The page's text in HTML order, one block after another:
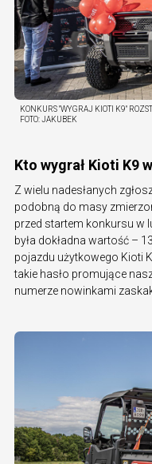
KONKURS "WYGRAJ KIOTI K9"
FOTO:JAKUBEK
Kto wygrał Kioti K9
Z wielu nadesłanych
podobną do masy
przed startem konkursu w
była dokładna wartość –
pojazdu użytkowego Kioti
takie hasło promujące
numerze nowinkami